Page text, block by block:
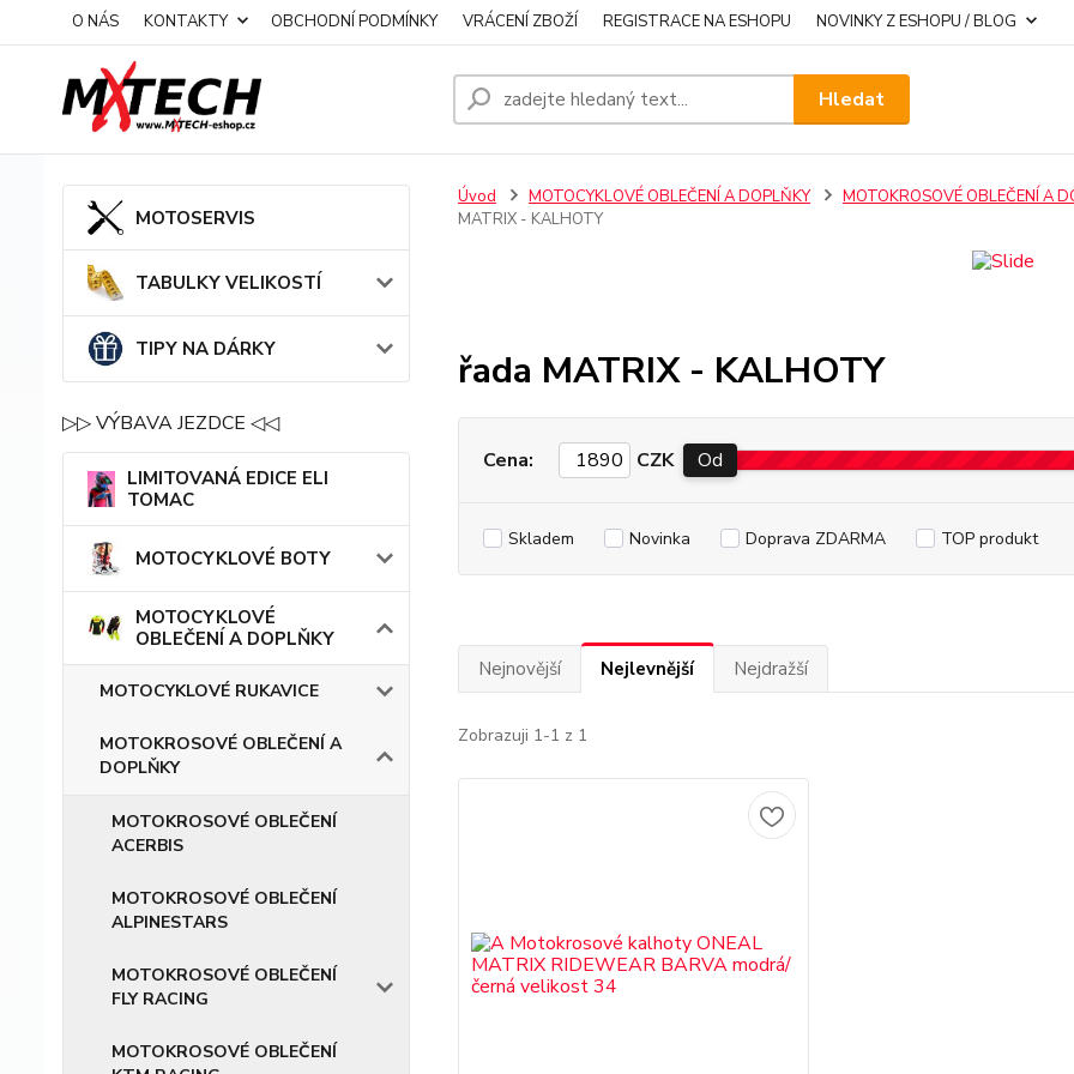
O NÁS KONTAKTY OBCHODNÍ PODMÍNKY VRÁCENÍ ZBOŽÍ REGISTRACE NA ESHOPU NOVINKY Z ESHOPU / BLOG
Hledat
MOTOSERVIS
TABULKY VELIKOSTÍ
TIPY NA DÁRKY
▷▷ VÝBAVA JEZDCE ◁◁
LIMITOVANÁ EDICE ELI
TOMAC
MOTOCYKLOVÉ BOTY
MOTOCYKLOVÉ
OBLEČENÍ A DOPLŇKY
MOTOCYKLOVÉ RUKAVICE
MOTOKROSOVÉ OBLEČENÍ A
DOPLŇKY
MOTOKROSOVÉ OBLEČENÍ
ACERBIS
MOTOKROSOVÉ OBLEČENÍ
ALPINESTARS
MOTOKROSOVÉ OBLEČENÍ
FLY RACING
MOTOKROSOVÉ OBLEČENÍ
Úvod MOTOCYKLOVÉ OBLEČENÍ A DOPLŇKY MOTOKROSOVÉ OBLEČENÍ A
MATRIX - KALHOTY
řada MATRIX - KALHOTY
Cena: CZK Od
Skladem Novinka Doprava ZDARMA TOP produkt
Nejnovější Nejlevnější Nejdražší
Zobrazuji 1-1 z 1